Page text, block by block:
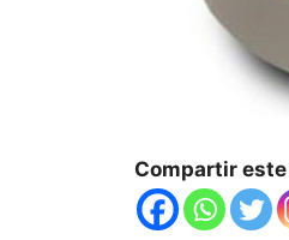
Compartir